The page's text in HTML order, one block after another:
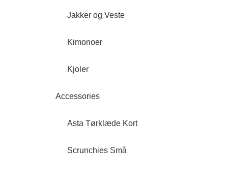
Jakker og Veste
Kimonoer
Kjoler
Accessories
Asta Tørklæde Kort
Scrunchies Små